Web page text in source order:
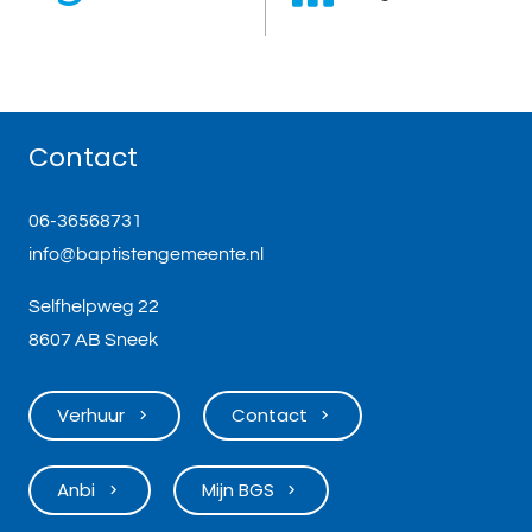
Contact
06-36568731
info@baptistengemeente.nl
Selfhelpweg 22
8607 AB Sneek
Verhuur keyboard_arrow_right Contact keyboard_arrow_right
Anbi keyboard_arrow_right Mijn BGS keyboard_arrow_right